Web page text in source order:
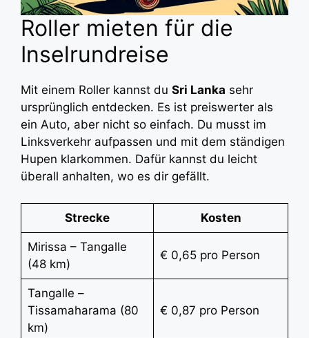
Roller mieten für die
Inselrundreise
Mit einem Roller kannst du Sri Lanka sehr
ursprünglich entdecken. Es ist preiswerter als
ein Auto, aber nicht so einfach. Du musst im
Linksverkehr aufpassen und mit dem ständigen
Hupen klarkommen. Dafür kannst du leicht
überall anhalten, wo es dir gefällt.
Strecke Kosten
Mirissa – Tangalle
(48 km)
€ 0,65 pro Person
Tangalle –
Tissamaharama (80
km)
€ 0,87 pro Person